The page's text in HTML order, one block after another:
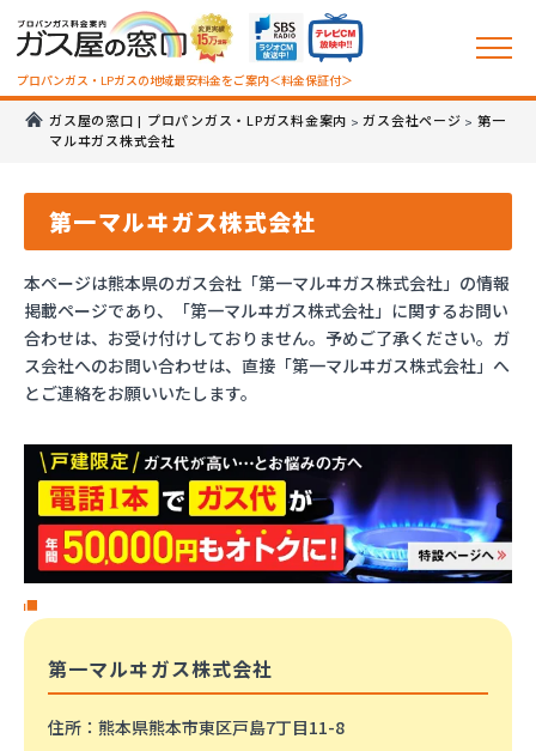
プロパンガス・LPガスの地域最安料金をご案内＜料金保証付＞
ガス屋の窓口 | プロパンガス・LPガス料金案内 >ガス会社ページ > 第一
マルヰガス株式会社
第一マルヰガス株式会社
本ページは熊本県のガス会社「第一マルヰガス株式会社」の情報
掲載ページであり、「第一マルヰガス株式会社」に関するお問い
合わせは、お受け付けしておりません。予めご了承ください。ガ
ス会社へのお問い合わせは、直接「第一マルヰガス株式会社」へ
とご連絡をお願いいたします。
第一マルヰガス株式会社
住所 ：熊本県熊本市東区戸島7丁目11-8